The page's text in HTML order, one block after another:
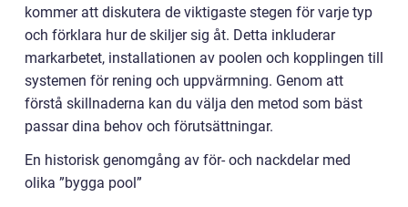
kommer att diskutera de viktigaste stegen för varje typ
och förklara hur de skiljer sig åt. Detta inkluderar
markarbetet, installationen av poolen och kopplingen till
systemen för rening och uppvärmning. Genom att
förstå skillnaderna kan du välja den metod som bäst
passar dina behov och förutsättningar.
En historisk genomgång av för- och nackdelar med
olika ”bygga pool”